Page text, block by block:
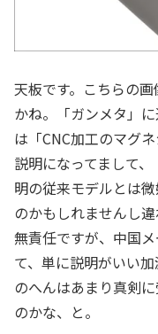
天板です。こちらの
かね。「ガンメタ」
は「CNC加工のマグ
説明になってまして
明の従来モデルとは
のかもしれませんし
無責任ですが、中国
て、単に説明がいい
のへんはあまり真剣
のかな、と。